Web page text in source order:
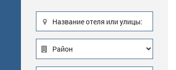
Название отеля или улицы: